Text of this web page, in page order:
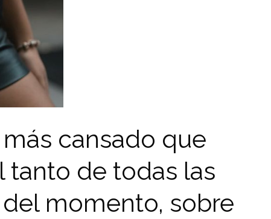
cansado que
tanto de todas las
momento, sobre